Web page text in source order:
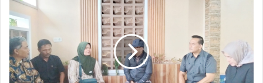
Menteri
P2MI
Nginap
di
Rumah
Eks
TKW